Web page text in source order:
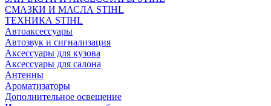
СМАЗКИ И МАСЛА STIHL
ТЕХНИКА STIHL
Автоаксессуары
Автозвук и сигнализация
Аксессуары для кузова
Аксессуары для салона
Антенны
Ароматизаторы
Дополнительное освещение